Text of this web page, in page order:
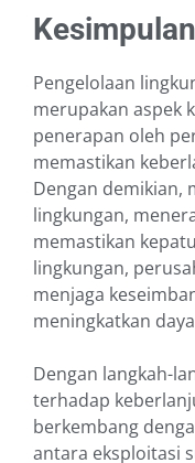
Kesimpulan
Pengelolaan
merupakan aspek
penerapan oleh
memastikan
Dengan demikian,
lingkungan,
memastikan
lingkungan,
menjaga
meningkatkan
Dengan langkah-
terhadap
berkembang
antara eksploitasi